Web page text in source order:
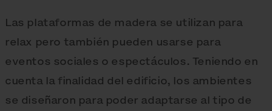
Las plataformas de madera se utilizan para
relax pero también pueden usarse para
eventos sociales o espectáculos. Teniendo en
cuenta la finalidad del edificio, los ambientes
se diseñaron para poder adaptarse al tipo de